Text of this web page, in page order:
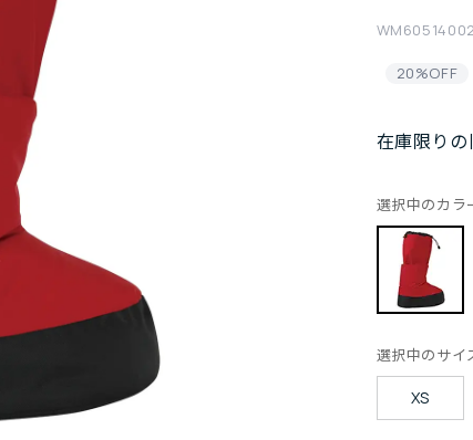
20%OFF
在庫限り
選択中のカラ
選択中のサイ
XS